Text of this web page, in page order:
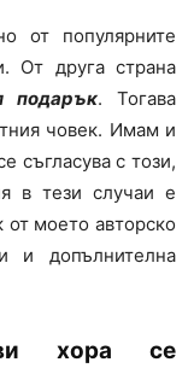
от популярните
От друга страна
. Тогава
човек. Имам и
съгласува с този,
в тези случаи е
от моето авторско
и допълнителна
хора се